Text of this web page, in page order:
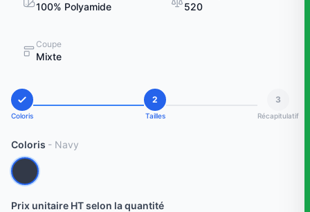
100% Polyamide 520
Coupe
Mixte
Coloris
2
Tailles
3
Récapitulatif
Coloris - Navy
Prix unitaire HT selon la quantité